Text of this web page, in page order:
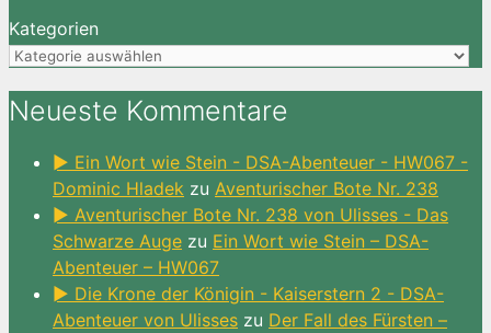
Kategorien
Neueste Kommentare
► Ein Wort wie Stein - DSA-Abenteuer - HW067 -
Dominic Hladek zu Aventurischer Bote Nr. 238
► Aventurischer Bote Nr. 238 von Ulisses - Das
Schwarze Auge zu Ein Wort wie Stein – DSA-
Abenteuer – HW067
► Die Krone der Königin - Kaiserstern 2 - DSA-
Abenteuer von Ulisses zu Der Fall des Fürsten –